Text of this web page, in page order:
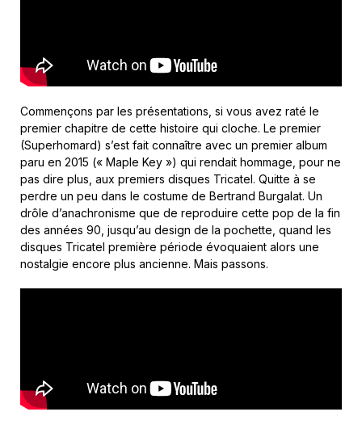
Commençons par les présentations, si vous avez raté le
premier chapitre de cette histoire qui cloche. Le premier
(Superhomard) s’est fait connaître avec un premier album
paru en 2015 (« Maple Key ») qui rendait hommage, pour ne
pas dire plus, aux premiers disques Tricatel. Quitte à se
perdre un peu dans le costume de Bertrand Burgalat. Un
drôle d’anachronisme que de reproduire cette pop de la fin
des années 90, jusqu’au design de la pochette, quand les
disques Tricatel première période évoquaient alors une
nostalgie encore plus ancienne. Mais passons.